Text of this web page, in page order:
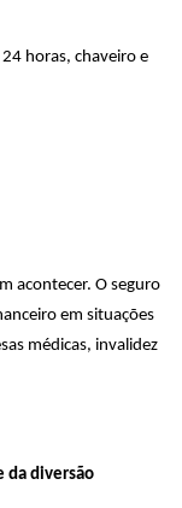
horas, chaveiro e
acontecer. O seguro
em situações
médicas, invalidez
da diversão